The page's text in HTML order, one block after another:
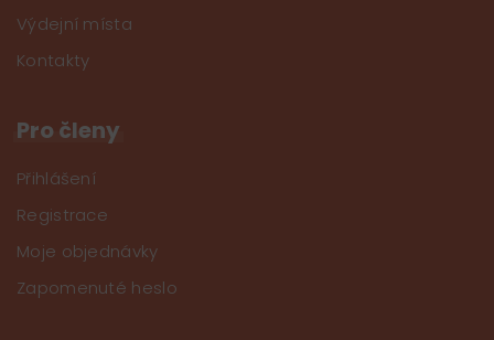
Výdejní místa
Kontakty
Pro členy
Přihlášení
Registrace
Moje objednávky
Zapomenuté heslo